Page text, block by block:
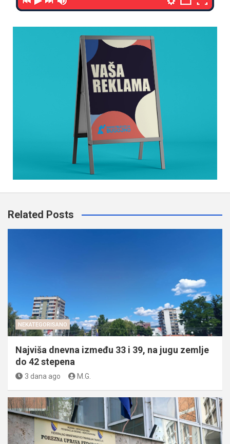
Related Posts
NEKATEGORISANO
Najviša dnevna između 33 i 39, na jugu zemlje
do 42 stepena
3 dana ago M.G.